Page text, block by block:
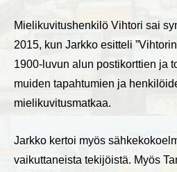
Mielikuvitushenkilö Vihtori sai
2015, kun Jarkko esitteli
1900-luvun alun postikorttien ja
muiden tapahtumien ja
mielikuvitusmatkaa.
Jarkko kertoi myös
vaikuttaneista tekijöistä. Myös